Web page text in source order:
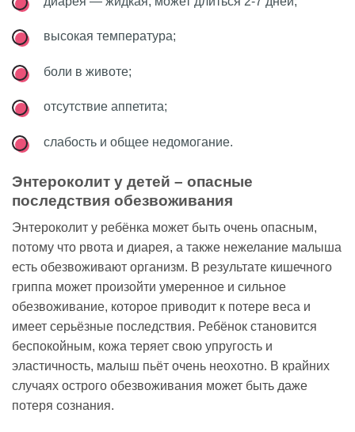
высокая температура;
боли в животе;
отсутствие аппетита;
слабость и общее недомогание.
Энтероколит у детей – опасные
последствия обезвоживания
Энтероколит у ребёнка может быть очень опасным,
потому что рвота и диарея, а также нежелание малыша
есть обезвоживают организм. В результате кишечного
гриппа может произойти умеренное и сильное
обезвоживание, которое приводит к потере веса и
имеет серьёзные последствия. Ребёнок становится
беспокойным, кожа теряет свою упругость и
эластичность, малыш пьёт очень неохотно. В крайних
случаях острого обезвоживания может быть даже
потеря сознания.